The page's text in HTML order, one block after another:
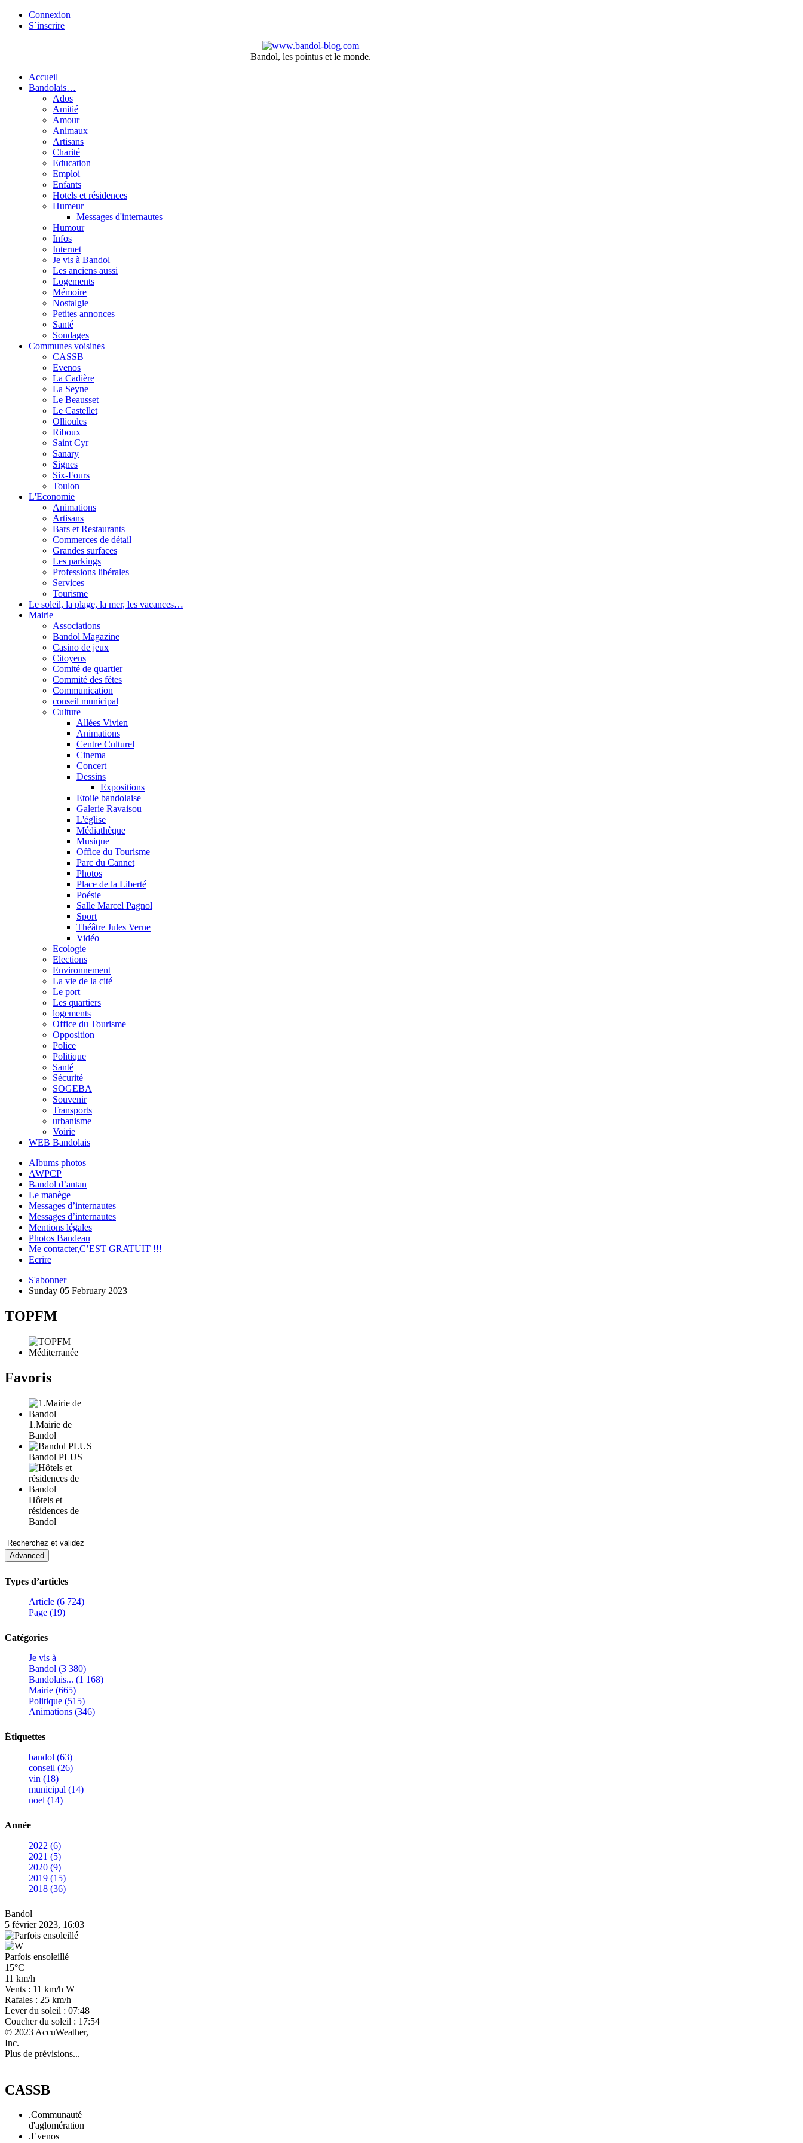
Connexion
S´inscrire
Bandol, les pointus et le monde.
Accueil
Bandolais…
Ados
Amitié
Amour
Animaux
Artisans
Charité
Education
Emploi
Enfants
Hotels et résidences
Humeur
Messages d'internautes
Humour
Infos
Internet
Je vis à Bandol
Les anciens aussi
Logements
Mémoire
Nostalgie
Petites annonces
Santé
Sondages
Communes voisines
CASSB
Evenos
La Cadière
La Seyne
Le Beausset
Le Castellet
Ollioules
Riboux
Saint Cyr
Sanary
Signes
Six-Fours
Toulon
L'Economie
Animations
Artisans
Bars et Restaurants
Commerces de détail
Grandes surfaces
Les parkings
Professions libérales
Services
Tourisme
Le soleil, la plage, la mer, les vacances…
Mairie
Associations
Bandol Magazine
Casino de jeux
Citoyens
Comité de quartier
Commité des fêtes
Communication
conseil municipal
Culture
Allées Vivien
Animations
Centre Culturel
Cinema
Concert
Dessins
Expositions
Etoile bandolaise
Galerie Ravaisou
L'église
Médiathèque
Musique
Office du Tourisme
Parc du Cannet
Photos
Place de la Liberté
Poésie
Salle Marcel Pagnol
Sport
Théâtre Jules Verne
Vidéo
Ecologie
Elections
Environnement
La vie de la cité
Le port
Les quartiers
logements
Office du Tourisme
Opposition
Police
Politique
Santé
Sécurité
SOGEBA
Souvenir
Transports
urbanisme
Voirie
WEB Bandolais
Albums photos
AWPCP
Bandol d’antan
Le manège
Messages d’internautes
Messages d’internautes
Mentions légales
Photos Bandeau
Me contacter,C’EST GRATUIT !!!
Ecrire
S'abonner
Sunday 05 February 2023
TOPFM
Favoris
1.Mairie de
Bandol
Bandol PLUS
Hôtels et
résidences de
Bandol
Types d’articles
Article (6 724)
Page (19)
Catégories
Je vis à
Bandol (3 380)
Bandolais... (1 168)
Mairie (665)
Politique (515)
Animations (346)
Étiquettes
bandol (63)
conseil (26)
vin (18)
municipal (14)
noel (14)
Année
2022 (6)
2021 (5)
2020 (9)
2019 (15)
2018 (36)
Bandol
5 février 2023, 16:03
Parfois ensoleillé
15°C
11 km/h
Vents : 11 km/h W
Rafales : 25 km/h
Lever du soleil : 07:48
Coucher du soleil : 17:54
© 2023 AccuWeather,
Inc.
Plus de prévisions...
CASSB
.Communauté
d'aglomération
.Evenos